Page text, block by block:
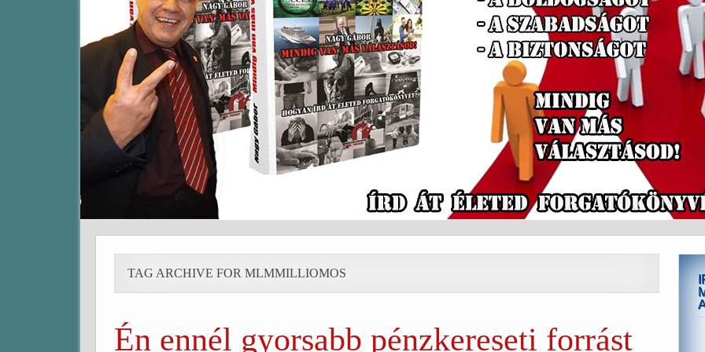
TAG ARCHIVE FOR MLMMILLIOMOS
Én ennél gyorsabb pénzkereseti forrást